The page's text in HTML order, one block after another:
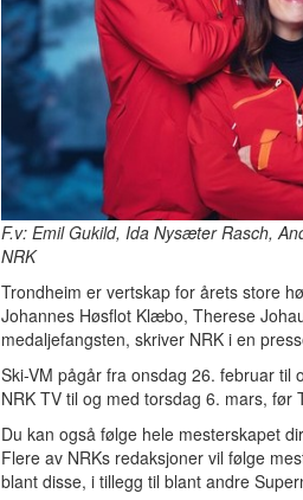
F.v: Emil Gukild, Ida Nysæter Rasch,
NRK
Trondheim er vertskap for årets store
Johannes Høsflot Klæbo, Therese
medaljefangsten, skriver NRK i en
Ski-VM pågår fra onsdag 26. februar til
NRK TV til og med torsdag 6. mars, før
Du kan også følge hele mesterskapet
Flere av NRKs redaksjoner vil følge
blant disse, i tillegg til blant andre